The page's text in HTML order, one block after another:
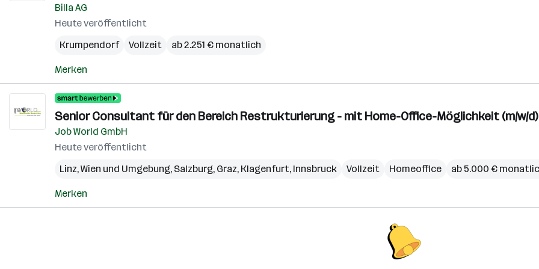
Billa AG
Heute veröffentlicht
Krumpendorf
Vollzeit ab 2.251 € monatlich
Merken
Senior Consultant für den Bereich Restrukturierung - mit Home-Office-Möglichkeit (m/w/d)
Job World GmbH
Heute veröffentlicht
Linz,Wien und Umgebung, Salzburg, Graz, Klagenfurt, Innsbruck Vollzeit Homeoffice ab 5.000 €
Merken